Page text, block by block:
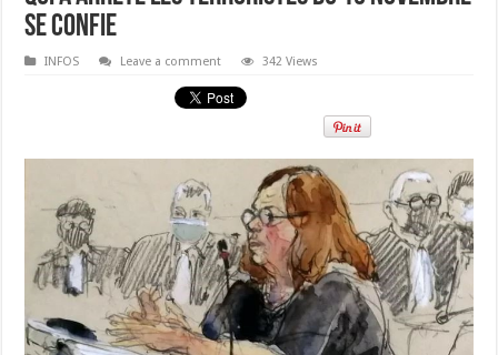
se confie
INFOS Leave a comment 342 Views